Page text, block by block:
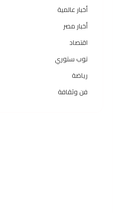
أخبار عالمية
أخبار مصر
اقتصاد
توب ستوري
رياضة
فن وثقافة